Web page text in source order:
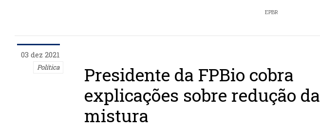
EPBR
03 dez 2021
Política
Presidente da FPBio cobra
explicações sobre redução da
mistura